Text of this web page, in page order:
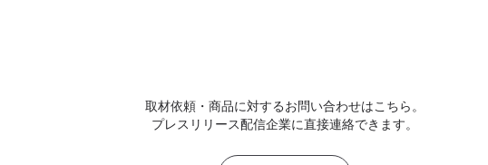
取材依頼・商品に対するお問い合わせはこちら。
プレスリリース配信企業に直接連絡できます。